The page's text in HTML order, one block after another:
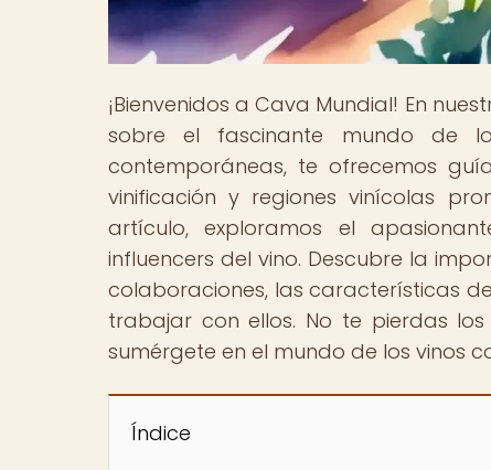
¡Bienvenidos a Cava Mundial! En
sobre el fascinante mundo de
contemporáneas, te ofrecemos
vinificación y regiones vinícolas
artículo, exploramos el
influencers del vino. Descubre la
colaboraciones, las características
trabajar con ellos. No te pierdas
sumérgete en el mundo de los vinos
Índice